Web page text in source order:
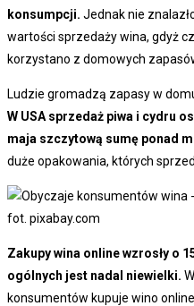
konsumpcji. Jednak nie
wartości sprzedaży wina, gdyż
korzystano z domowych
Ludzie gromadzą zapasy w
W USA sprzedaż piwa i cydru
maja szczytową sumę ponad
duże opakowania, których
fot. pixabay.com
Zakupy wina online wzrosły o
ogólnych jest nadal niewielki.
konsumentów kupuje wino